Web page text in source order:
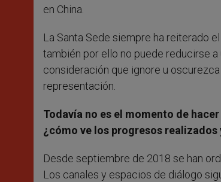
en China.
La Santa Sede siempre ha reiterado
también por ello no puede reducirse
consideración que ignore u
representación.
Todavía no es el momento de
¿cómo ve los progresos
Desde septiembre de 2018 se han
Los canales y espacios de diálogo